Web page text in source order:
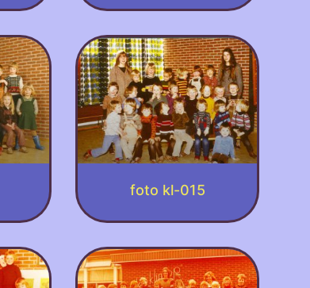
foto kl-015